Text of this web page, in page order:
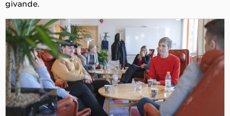
givande.